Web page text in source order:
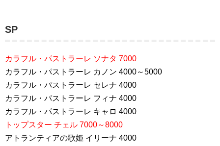
SP
カラフル・パストラーレ ソナタ 7000
カラフル・パストラーレ カノン 4000～5000
カラフル・パストラーレ セレナ 4000
カラフル・パストラーレ フィナ 4000
カラフル・パストラーレ キャロ 4000
トップスター チェル 7000～8000
アトランティアの歌姫 イリーナ 4000